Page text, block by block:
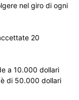
nel giro di ogni
20
a 10.000 dollari
di 50.000 dollari